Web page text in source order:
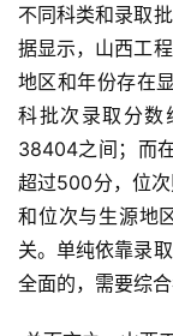
不同科类和录取
据显示，山西工
地区和年份存在
科批次录取分
38404之间；而
超过500分，位
和位次与生源地
关。单纯依靠录
全面的，需要综